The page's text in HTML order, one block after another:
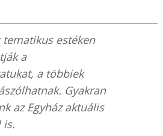
tematikus estéken
a
a többiek
Gyakran
az Egyház aktuális
is.